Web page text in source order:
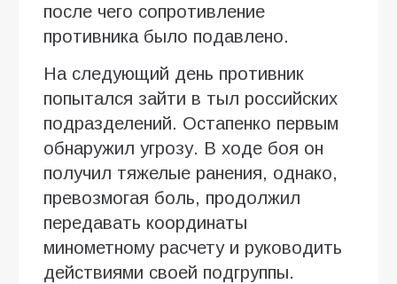
после чего сопротивление
противника было подавлено.
На следующий день противник
попытался зайти в тыл российских
подразделений. Остапенко первым
обнаружил угрозу. В ходе боя он
получил тяжелые ранения, однако,
превозмогая боль, продолжил
передавать координаты
минометному расчету и руководить
действиями своей подгруппы.